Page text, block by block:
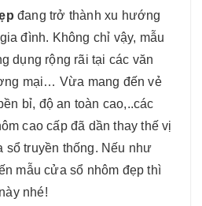
đang trở thành xu hướng
đình. Không chỉ vậy, mẫu
dụng rộng rãi tại các văn
mại… Vừa mang đến vẻ
bỉ, độ an toàn cao,..các
cao cấp đã dần thay thế vị
sổ truyền thống. Nếu như
mẫu cửa sổ nhôm đẹp thì
nhé!